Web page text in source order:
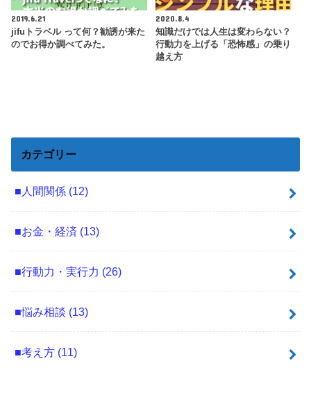
2019.6.21
jifuトラベル って何？勧誘が来た
のでお得か調べてみた。
2020.8.4
知識だけでは人生は変わらない？
行動力を上げる「恐怖感」の乗り
越え方
カテゴリー
■人間関係 (12)
■お金・経済 (13)
■行動力・実行力 (26)
■悩み相談 (13)
■考え方 (11)